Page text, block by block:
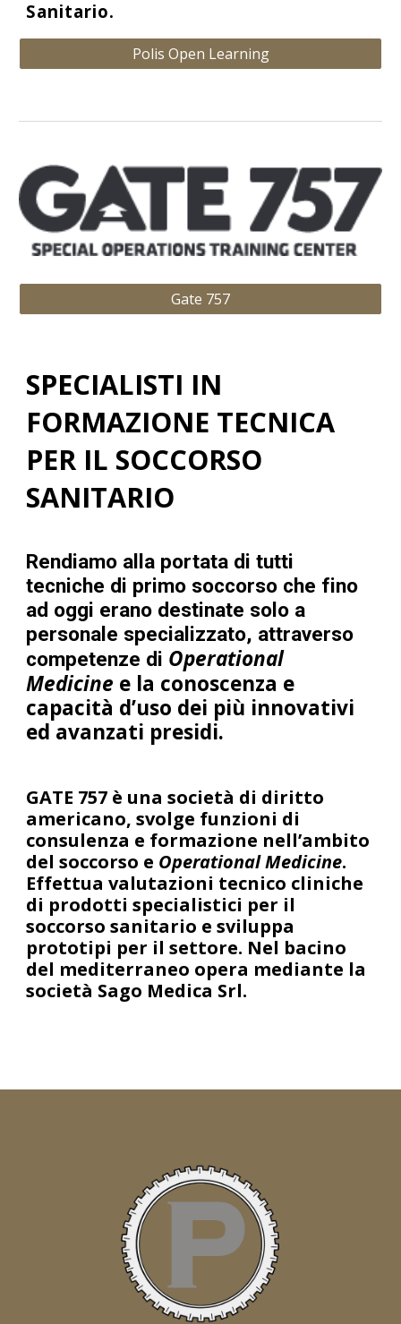
Sanitario.
Polis Open Learning
Gate 757
SPECIALISTI IN
FORMAZIONE TECNICA
PER IL SOCCORSO
SANITARIO
Rendiamo alla portata di tutti
tecniche di primo soccorso che fino
ad oggi erano destinate solo a
personale specializzato, attraverso
competenze di Operational
Medicine e la conoscenza e
capacità d’uso dei più innovativi
ed avanzati presidi.
GATE 757 è una società di diritto
americano, svolge funzioni di
consulenza e formazione nell’ambito
del soccorso e Operational Medicine.
Effettua valutazioni tecnico cliniche
di prodotti specialistici per il
soccorso sanitario e sviluppa
prototipi per il settore. Nel bacino
del mediterraneo opera mediante la
società Sago Medica Srl.